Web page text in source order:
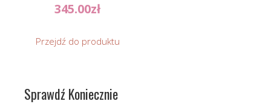
345.00zł
Przejdź do produktu
Sprawdź Koniecznie